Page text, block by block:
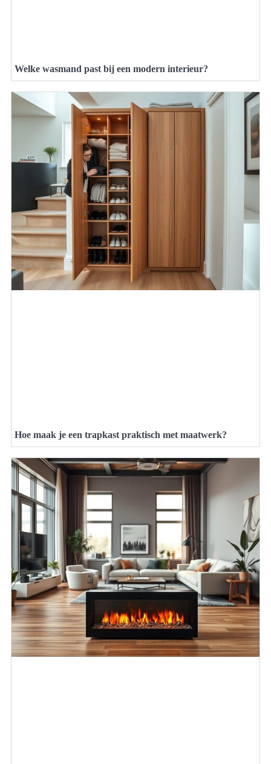
Welke wasmand past bij een modern interieur?
Hoe maak je een trapkast praktisch met maatwerk?